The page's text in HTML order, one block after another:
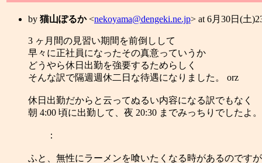
by 猫山ぽるか<nekoyama@dengeki.ne.jp> at 6月30日(土
3 ヶ月間の見習い期間を前倒しして
早々に正社員になったその真意っていうか
どうやら休日出勤を強要するためらしく
そんな訳で隔週週休二日な待遇になりました。 orz
休日出勤だからと云ってぬるい内容になる訳でもなく
朝 4:00 頃に出勤して、夜 20:30 までみっちりでしたよ。
：
ふと、無性にラーメンを喰いたくなる時があるのですが